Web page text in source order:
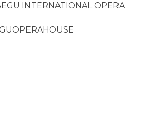
INTERNATIONAL OPERA